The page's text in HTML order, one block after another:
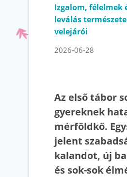
Izgalom, félelmek
leválás
velejárói
2026-06-28
Az első tábor
gyereknek
mérföldkő.
jelent
kalandot, új
és sok-sok